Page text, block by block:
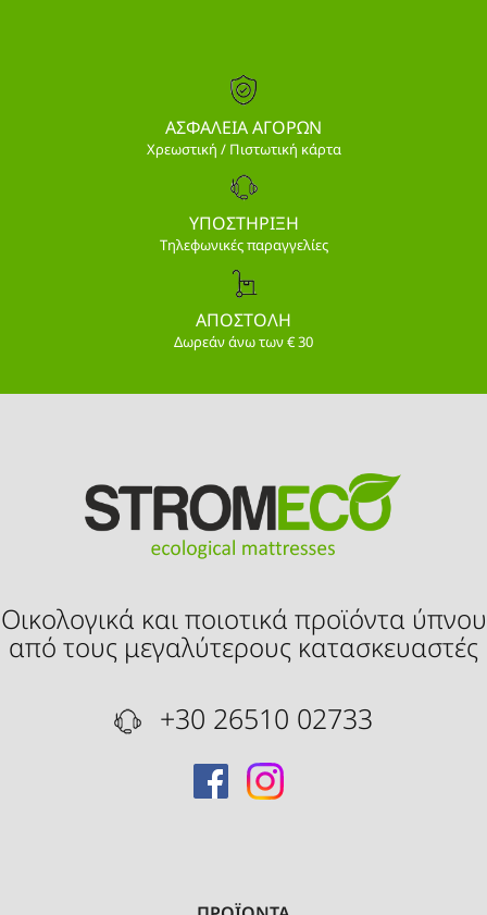
ΑΣΦΑΛΕΙΑ ΑΓΟΡΩΝ
Χρεωστική / Πιστωτική κάρτα
ΥΠΟΣΤΗΡΙΞΗ
Τηλεφωνικές παραγγελίες
ΑΠΟΣΤΟΛΗ
Δωρεάν άνω των € 30
Οικολογικά και ποιοτικά προϊόντα ύπνου
από τους μεγαλύτερους κατασκευαστές
+30 26510 02733